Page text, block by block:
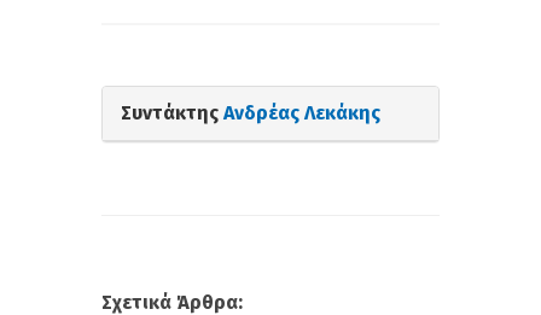
Συντάκτης Ανδρέας Λεκάκης
Σχετικά Άρθρα: